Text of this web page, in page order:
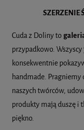
SZERZENIE
Cuda z Doliny to
przypadkowo.
konsekwentnie
handmade.
naszych twórców,
produkty mają duszę i
piękno.